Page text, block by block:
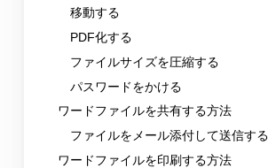
移動する
PDF化する
ファイルサイズを圧縮する
パスワードをかける
ワードファイルを共有する方法
ファイルをメール添付して送信す
ワードファイルを印刷する方法